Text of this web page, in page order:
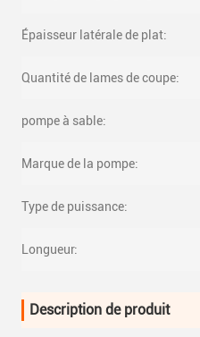
Épaisseur latérale de plat:
Quantité de lames de coupe:
pompe à sable:
Marque de la pompe:
Type de puissance:
Longueur:
Description de produit